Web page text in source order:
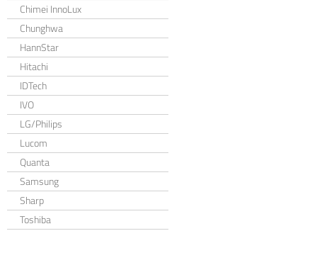
Chimei InnoLux
Chunghwa
HannStar
Hitachi
IDTech
IVO
LG/Philips
Lucom
Quanta
Samsung
Sharp
Toshiba